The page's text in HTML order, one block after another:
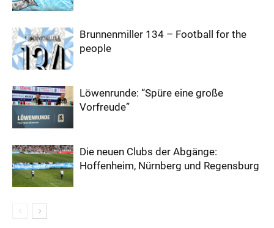
Brunnenmiller 134 – Football for the
people
Löwenrunde: “Spüre eine große
Vorfreude”
Die neuen Clubs der Abgänge:
Hoffenheim, Nürnberg und Regensburg